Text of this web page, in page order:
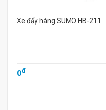
Xe đẩy hàng SUMO HB-211
0đ